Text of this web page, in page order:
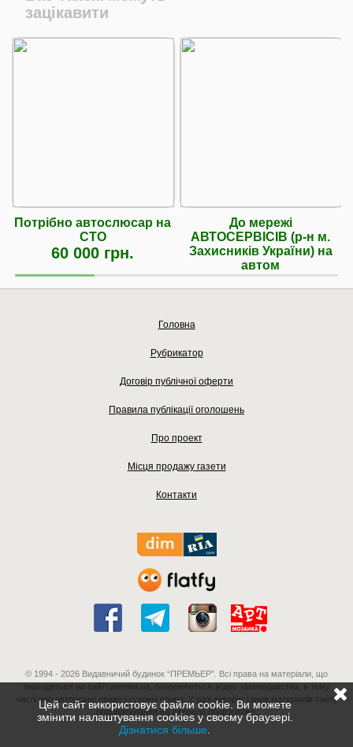
зацікавити
Потрібно автослюсар на
СТО
60 000 грн.
До мережі
АВТОСЕРВІСІВ (р-н м.
Захисників України) на
автом
Головна
Рубрикатор
Договір публічної оферти
Правила публікації оголошень
Про проект
Місця продажу газети
Контакти
© 1994 - 2026 Видавничий будинок “ПРЕМЬЕР”. Всі права на матеріали, що
знаходяться на сайті premier.ua, охороняються згідно законодавства, в тому
числі про авторське право і суміжні права. У разі використання матеріалів сайту
гіперпосилання на джерело обов'язкове.
Цей сайт використовує файли cookie. Ви можете
змінити налаштування cookies у своєму браузері.
Дізнатися більше